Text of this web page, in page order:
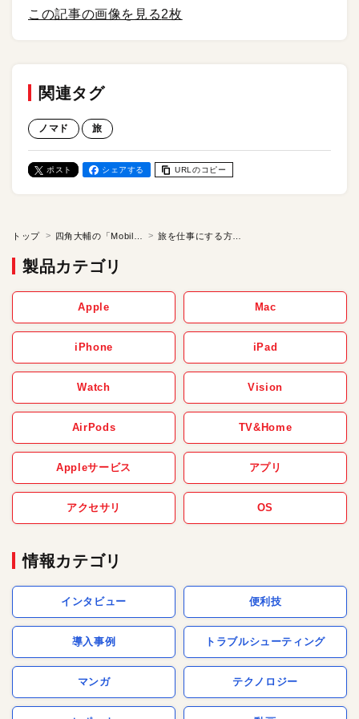
この記事の画像を見る2枚
関連タグ
ノマド 旅
ポスト シェアする URLのコピー
トップ
製品カテゴリ
Apple Mac
iPhone iPad
Watch Vision
AirPods TV&Home
Appleサービス アプリ
アクセサリ OS
情報カテゴリ
インタビュー 便利技
導入事例 トラブルシューティング
マンガ テクノロジー